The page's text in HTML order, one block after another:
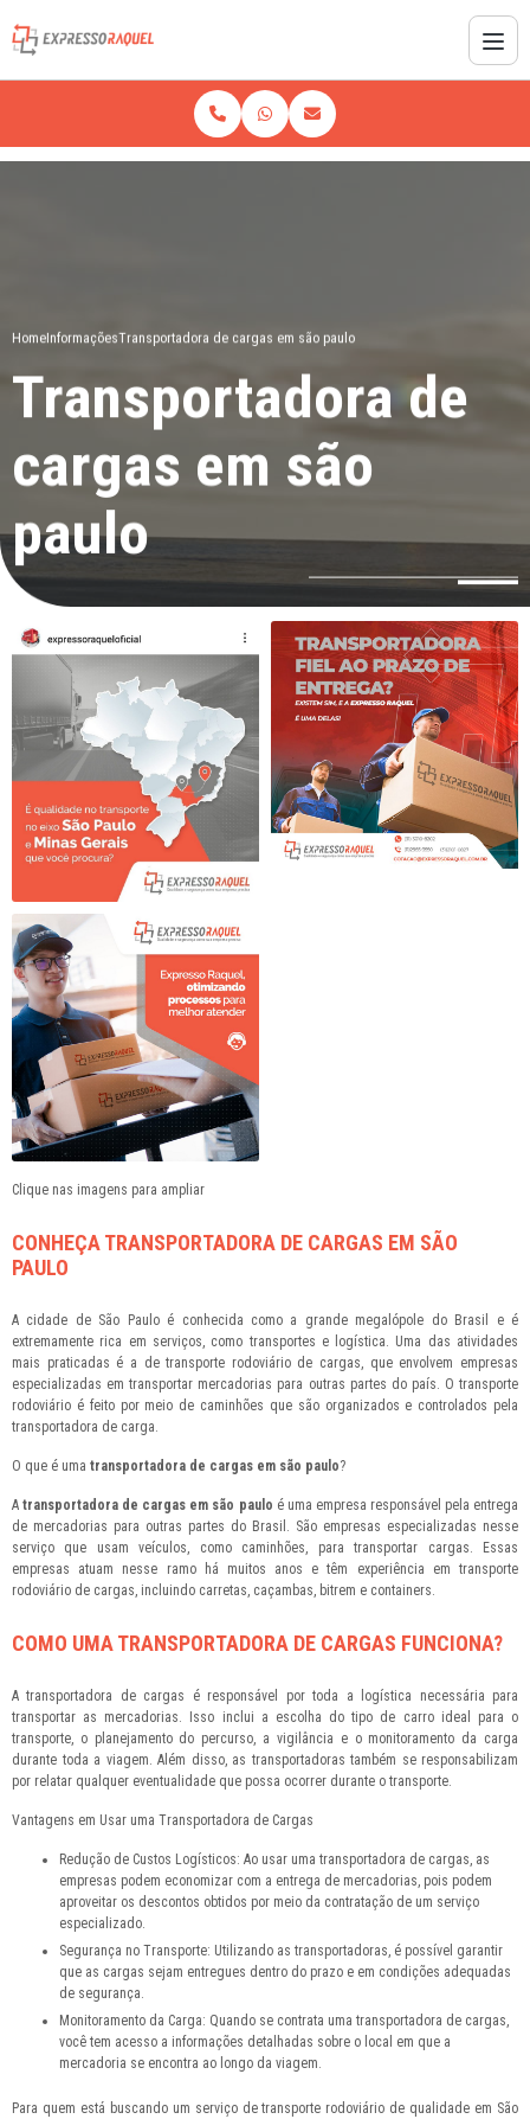
HomeInformaçõesTransportadora de cargas em são paulo
Transportadora de
cargas em são
paulo
Clique nas imagens para ampliar
CONHEÇA TRANSPORTADORA DE CARGAS EM SÃO
PAULO
A cidade de São Paulo é conhecida como a grande megalópole do Brasil e é
extremamente rica em serviços, como transportes e logística. Uma das atividades
mais praticadas é a de transporte rodoviário de cargas, que envolvem empresas
especializadas em transportar mercadorias para outras partes do país. O transporte
rodoviário é feito por meio de caminhões que são organizados e controlados pela
transportadora de carga.
O que é uma transportadora de cargas em são paulo?
Atransportadora de cargas em são paulo é uma empresa responsável pela entrega
de mercadorias para outras partes do Brasil. São empresas especializadas nesse
serviço que usam veículos, como caminhões, para transportar cargas. Essas
empresas atuam nesse ramo há muitos anos e têm experiência em transporte
rodoviário de cargas, incluindo carretas, caçambas, bitrem e containers.
COMO UMA TRANSPORTADORA DE CARGAS FUNCIONA?
A transportadora de cargas é responsável por toda a logística necessária para
transportar as mercadorias. Isso inclui a escolha do tipo de carro ideal para o
transporte, o planejamento do percurso, a vigilância e o monitoramento da carga
durante toda a viagem. Além disso, as transportadoras também se responsabilizam
por relatar qualquer eventualidade que possa ocorrer durante o transporte.
Vantagens em Usar uma Transportadora de Cargas
Redução de Custos Logísticos: Ao usar uma transportadora de cargas, as
empresas podem economizar com a entrega de mercadorias, pois podem
aproveitar os descontos obtidos por meio da contratação de um serviço
especializado.
Segurança no Transporte: Utilizando as transportadoras, é possível garantir
que as cargas sejam entregues dentro do prazo e em condições adequadas
de segurança.
Monitoramento da Carga: Quando se contrata uma transportadora de cargas,
você tem acesso a informações detalhadas sobre o local em que a
mercadoria se encontra ao longo da viagem.
Para quem está buscando um serviço de transporte rodoviário de qualidade em São